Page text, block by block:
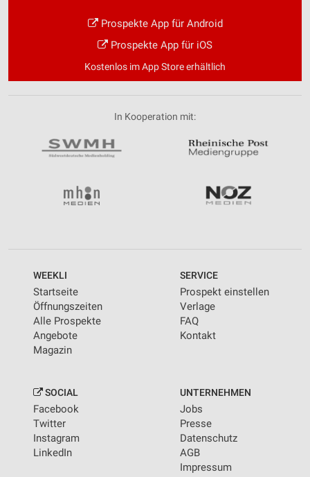
Prospekte App für Android
Prospekte App für iOS
Kostenlos im App Store erhältlich
In Kooperation mit:
WEEKLI
Startseite
Öffnungszeiten
Alle Prospekte
Angebote
Magazin
SERVICE
Prospekt einstellen
Verlage
FAQ
Kontakt
SOCIAL
Facebook
Twitter
Instagram
LinkedIn
UNTERNEHMEN
Jobs
Presse
Datenschutz
AGB
Impressum